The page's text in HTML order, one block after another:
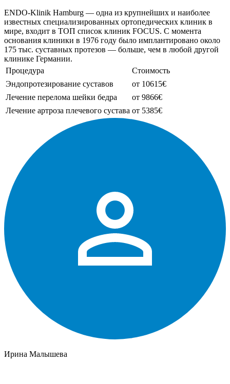
ENDO-Klinik Hamburg — одна из крупнейших и наиболее
известных специализированных ортопедических клиник в
мире, входит в ТОП список клиник FOCUS. С момента
основания клиники в 1976 году было имплантировано около
175 тыс. суставных протезов — больше, чем в любой другой
клинике Германии.
Процедура
Стоимость
Эндопротезирование суставов
от 10615€
Лечение перелома шейки бедра
от 9866€
Лечение артроза плечевого сустава от 5385€
Ирина Малышева